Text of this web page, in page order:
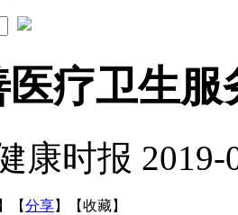
疗卫生
康时报 2019-
】 【分享】 【收藏】